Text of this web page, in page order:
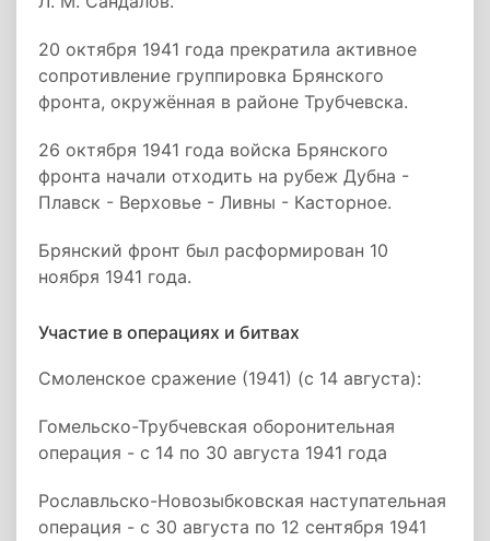
20 октября 1941 года прекратила активное
сопротивление группировка Брянского
фронта, окружённая в районе Трубчевска.
26 октября 1941 года войска Брянского
фронта начали отходить на рубеж Дубна -
Плавск - Верховье - Ливны - Касторное.
Брянский фронт был расформирован 10
ноября 1941 года.
Участие в операциях и битвах
Смоленское сражение (1941) (с 14 августа):
Гомельско-Трубчевская оборонительная
операция - с 14 по 30 августа 1941 года
Рославльско-Новозыбковская наступательная
операция - с 30 августа по 12 сентября 1941